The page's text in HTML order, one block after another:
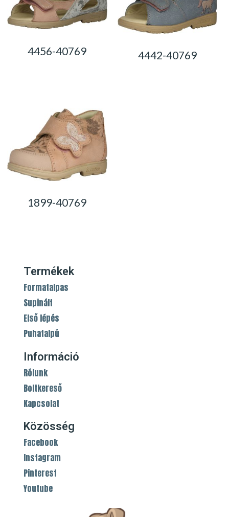
4456-40769 4442-40769
1899-40769
Termékek
Formatalpas
Supinált
Első lépés
Puhatalpú
Információ
Rólunk
Boltkereső
Kapcsolat
Közösség
Facebook
Instagram
Pinterest
Youtube